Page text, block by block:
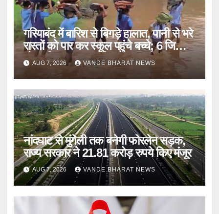
गरियाबंद में बारिश से बिगड़े हालात, पानी से भरे
रास्तों को पार कर स्कूल पहुंचे बच्चे; 6 जिलों में
मौसम विभाग का अलर्ट
AUG 7, 2026 VANDE BHARAT NEWS
नांदघाट से मुंगेली तक बनेगी फोरलेन सड़क,
राज्य सरकार ने 21.81 करोड़ रुपये किए मंजूर
AUG 7, 2026 VANDE BHARAT NEWS